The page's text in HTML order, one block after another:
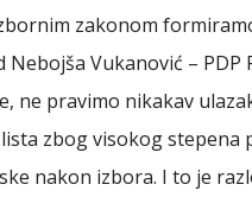
zakonom
Nebojša Vukanović – PDP
ne pravimo nikakav
zbog visokog
nakon izbora. I to je